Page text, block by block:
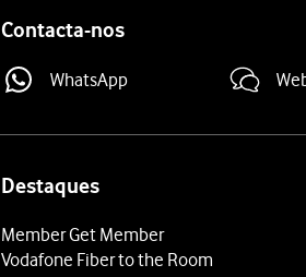
Contacta-nos
WhatsApp
Destaques
Member Get Member
Vodafone Fiber to the Room